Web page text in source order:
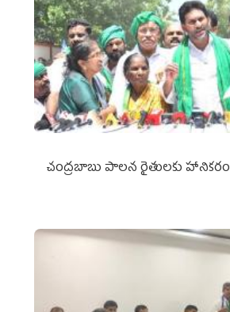
చంద్రబాబు పాలన రైతులకు హానికరం